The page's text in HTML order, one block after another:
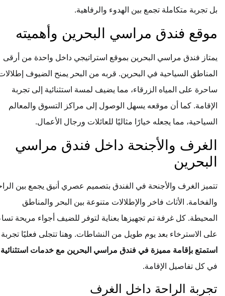
بل تجربة متكاملة تجمع بين الهدوء والرفاهية.
موقع فندق مراسي البحرين وأهميته
يمتاز فندق مراسي البحرين بموقع استراتيجي داخل واحدة من أرقى
المناطق السياحية في البحرين. قربه من البحر يمنح الضيوف إطلالات
ساحرة على المياه الزرقاء، مما يضيف لمسة استثنائية إلى تجربة
الإقامة. كما أن موقعه يسهل الوصول إلى مراكز التسوق والمعالم
السياحية، مما يجعله خيارًا مثاليًا للعائلات ورجال الأعمال.
الغرف والأجنحة داخل فندق مراسي
البحرين
تتميز الغرف والأجنحة في الفندق بتصميم عصري أنيق يجمع بين الراحة
والفخامة. الأثاث فاخر والإطلالات متنوعة بين البحر والمناطق
المحيطة. كل غرفة تم تجهيزها بعناية لتوفر للضيف أجواء مريحة تساعد
على الاسترخاء بعد يوم طويل من النشاطات. وهنا تتجلى فعليًا تجربة
استمتع بإقامة مميزة في فندق مراسي البحرين مع خدمات استثنائية
في كل تفاصيل الإقامة.
تجربة الراحة داخل الغرف